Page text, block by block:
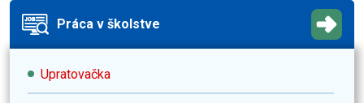
Práca v školstve
Upratovačka